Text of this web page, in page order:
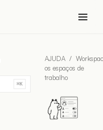
⌘K
AJUDA /
os espaços de
trabalho